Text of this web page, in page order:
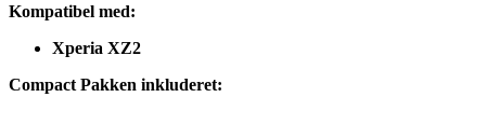
Kompatibel med:
Xperia XZ2
Compact Pakken inkluderet: